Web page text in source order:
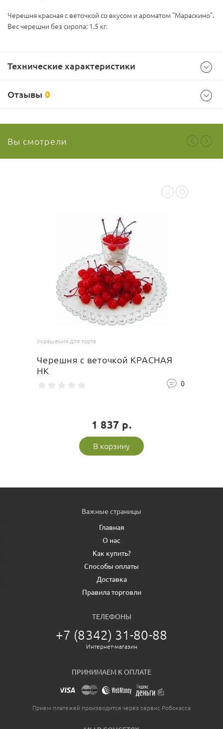
Черешня красная с веточкой со вкусом и ароматом "Мараскино".
Вес черешни без сиропа: 1.5 кг.
Технические характеристики
Италия
Luciano S.r.l.
Хранить вдали от источников тепла и солнечных лучей при
Отзывы 0
отлично
Вы смотрели
Украшения для торта
Черешня с веточкой КРАСНАЯ
НК
0
1 837 р.
В корзину
Важные страницы
Главная
О нас
Как купить?
Способы оплаты
Доставка
Правила торговли
ТЕЛЕФОНЫ
+7 (8342) 31-80-88
Интернет-магазин
ПРИНИМАЕМ К ОПЛАТЕ
Прием платежей производится через сервис Робокасса